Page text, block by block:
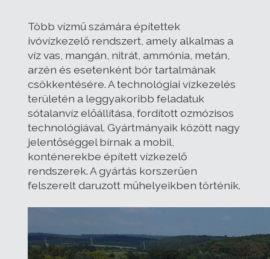
Több vízmű számára építettek
ivóvízkezelő rendszert, amely alkalmas a
víz vas, mangán, nitrát, ammónia, metán,
arzén és esetenként bór tartalmának
csökkentésére. A technológiai vízkezelés
területén a leggyakoribb feladatuk
sótalanvíz előállítása, fordított ozmózisos
technológiával. Gyártmányaik között nagy
jelentőséggel bírnak a mobil,
konténerekbe épített vízkezelő
rendszerek. A gyártás korszerűen
felszerelt daruzott műhelyeikben történik.